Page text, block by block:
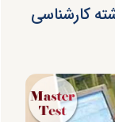
کارشناسی